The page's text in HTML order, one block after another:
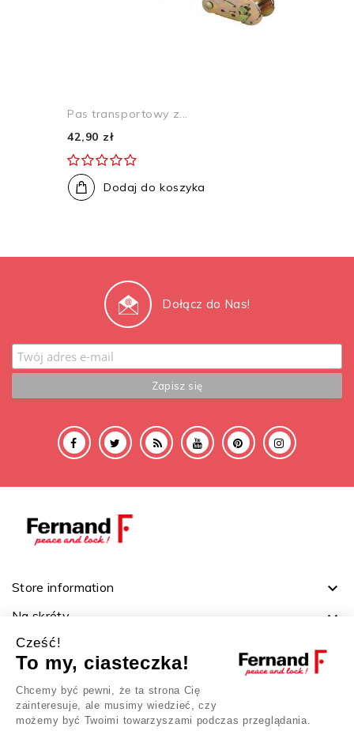
Pas transportowy z...
42,90 zł
Dodaj do koszyka
Dołącz do Nas!
Store information 
Na skróty 
Ważne linki 
Twoje konto
Cześć!
To my, ciasteczka!
Chcemy być pewni, że ta strona Cię
zainteresuje, ale musimy wiedzieć, czy
możemy być Twoimi towarzyszami podczas przeglądania.